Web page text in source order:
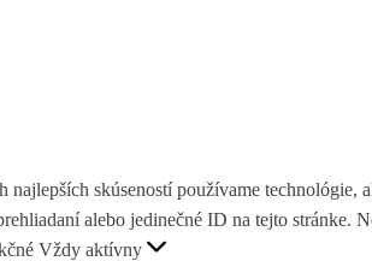
najlepších skúseností používame
alebo jedinečné ID na tejto stránke.
Vždy aktívny